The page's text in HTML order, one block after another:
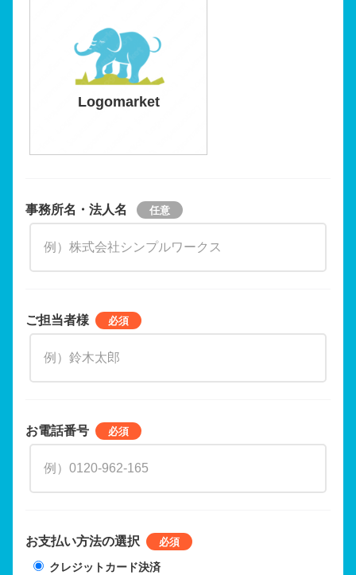
Logomarket
事務所名・法人名
ご担当者様
お電話番号
お支払い方法の選択
クレジットカード決済